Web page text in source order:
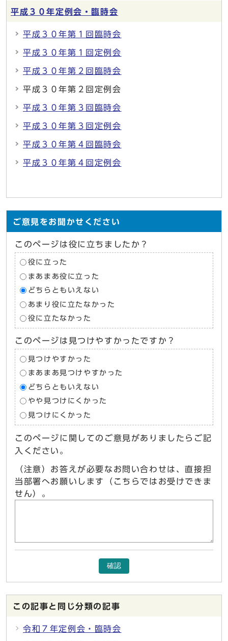
平成３０年定例会・臨時会
平成３０年第１回臨時会
平成３０年第１回定例会
平成３０年第２回臨時会
平成３０年第２回定例会
平成３０年第３回臨時会
平成３０年第３回定例会
平成３０年第４回臨時会
平成３０年第４回定例会
ご意見をお聞かせください
このページは役に立ちましたか？
役に立った
まあまあ役に立った
どちらともいえない
あまり役に立たなかった
役に立たなかった
このページは見つけやすかったですか？
見つけやすかった
まあまあ見つけやすかった
どちらともいえない
やや見つけにくかった
見つけにくかった
このページに関してのご意見がありましたらご記
入ください。
（注意）お答えが必要なお問い合わせは、直接担
当部署へお願いします（こちらではお受けできま
せん）。
確認
この記事と同じ分類の記事
令和７年定例会・臨時会